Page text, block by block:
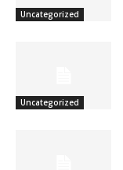
Uncategorized
Uncategorized